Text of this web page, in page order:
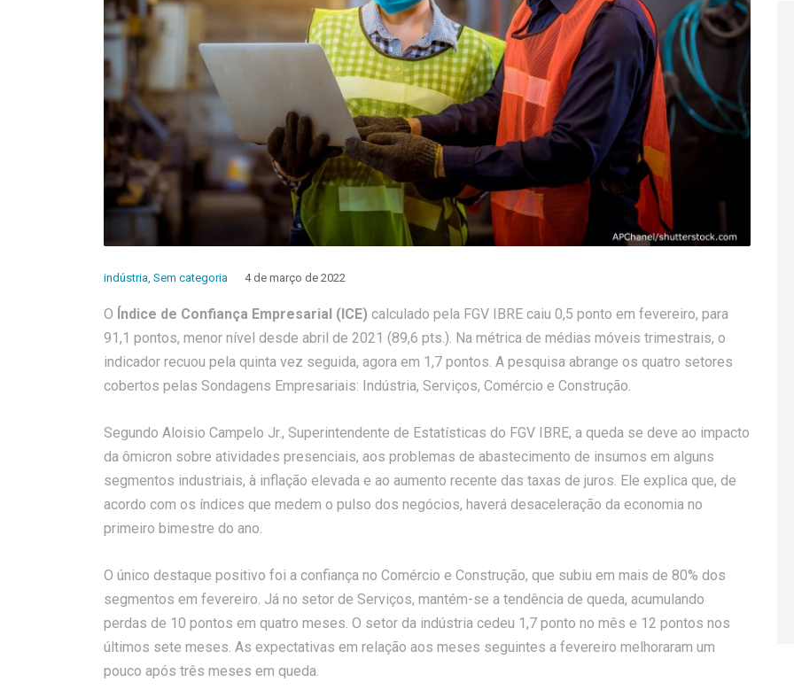
indústria Sem categoria 4 de março de 2022
O Índice de Confiança Empresarial (ICE) calculado pela FGV IBRE caiu 0,5 ponto em fevereiro, para
91,1 pontos, menor nível desde abril de 2021 (89,6 pts.). Na métrica de médias móveis trimestrais, o
indicador recuou pela quinta vez seguida, agora em 1,7 pontos. A pesquisa abrange os quatro setores
cobertos pelas Sondagens Empresariais: Indústria, Serviços, Comércio e Construção.
Segundo Aloisio Campelo Jr., Superintendente de Estatísticas do FGV IBRE, a queda se deve ao impacto
da ômicron sobre atividades presenciais, aos problemas de abastecimento de insumos em alguns
segmentos industriais, à inflação elevada e ao aumento recente das taxas de juros. Ele explica que, de
acordo com os índices que medem o pulso dos negócios, haverá desaceleração da economia no
primeiro bimestre do ano.
O único destaque positivo foi a confiança no Comércio e Construção, que subiu em mais de 80% dos
segmentos em fevereiro. Já no setor de Serviços, mantém-se a tendência de queda, acumulando
perdas de 10 pontos em quatro meses. O setor da indústria cedeu 1,7 ponto no mês e 12 pontos nos
últimos sete meses. As expectativas em relação aos meses seguintes a fevereiro melhoraram um
pouco após três meses em queda.